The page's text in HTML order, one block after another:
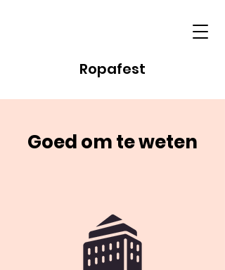
Ropafest
Goed om te weten